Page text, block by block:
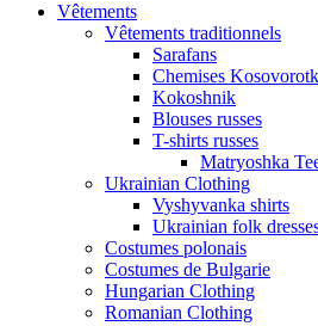
Vêtements
Vêtements traditionnels
Sarafans
Chemises
Kokoshnik
Blouses russes
T-shirts russes
Matryoshka
Ukrainian Clothing
Vyshyvanka shirts
Ukrainian folk
Costumes polonais
Costumes de Bulgarie
Hungarian Clothing
Romanian Clothing